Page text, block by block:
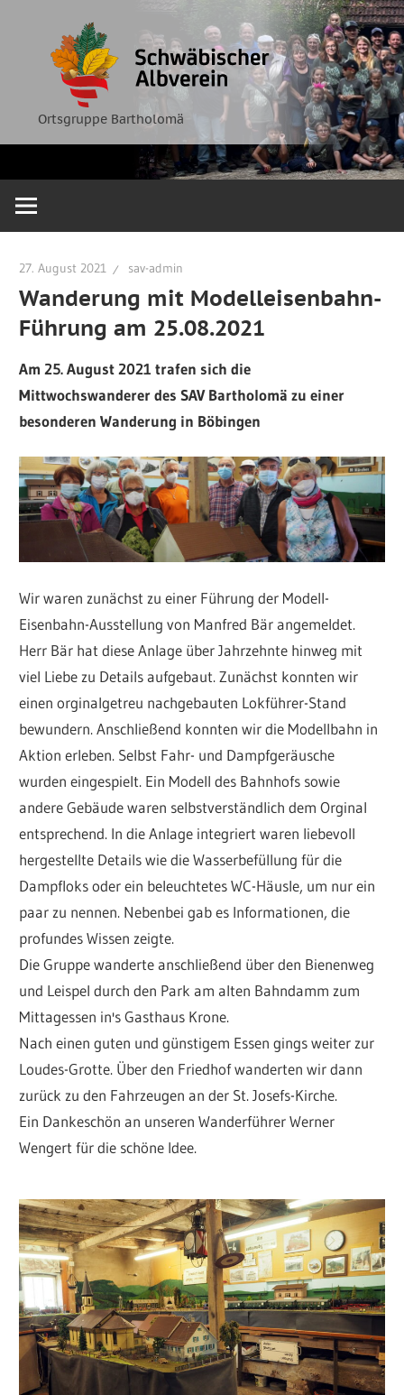
springen
Ortsgruppe Bartholomä
Albverein
Ortsgruppe
Bartholomä
27. August 2021 sav-admin
Wanderung mit Modelleisenbahn-
Führung am 25.08.2021
Am 25. August 2021 trafen sich die
Mittwochswanderer des SAV Bartholomä zu einer
besonderen Wanderung in Böbingen
Wir waren zunächst zu einer Führung der Modell-
Eisenbahn-Ausstellung von Manfred Bär angemeldet.
Herr Bär hat diese Anlage über Jahrzehnte hinweg mit
viel Liebe zu Details aufgebaut. Zunächst konnten wir
einen orginalgetreu nachgebauten Lokführer-Stand
bewundern. Anschließend konnten wir die Modellbahn in
Aktion erleben. Selbst Fahr- und Dampfgeräusche
wurden eingespielt. Ein Modell des Bahnhofs sowie
andere Gebäude waren selbstverständlich dem Orginal
entsprechend. In die Anlage integriert waren liebevoll
hergestellte Details wie die Wasserbefüllung für die
Dampfloks oder ein beleuchtetes WC-Häusle, um nur ein
paar zu nennen. Nebenbei gab es Informationen, die
profundes Wissen zeigte.
Die Gruppe wanderte anschließend über den Bienenweg
und Leispel durch den Park am alten Bahndamm zum
Mittagessen in's Gasthaus Krone.
Nach einen guten und günstigem Essen gings weiter zur
Loudes-Grotte. Über den Friedhof wanderten wir dann
zurück zu den Fahrzeugen an der St. Josefs-Kirche.
Ein Dankeschön an unseren Wanderführer Werner
Wengert für die schöne Idee.